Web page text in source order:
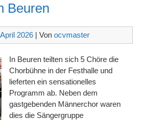
Beuren
2026 | Von ocvmaster
In Beuren teilten sich 5 Chöre die
Chorbühne in der Festhalle und
lieferten ein sensationelles
Programm ab. Neben dem
gastgebenden Männerchor waren
dies die Sängergruppe